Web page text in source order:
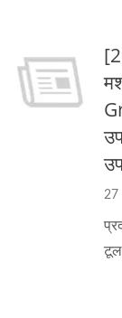
27
टूल